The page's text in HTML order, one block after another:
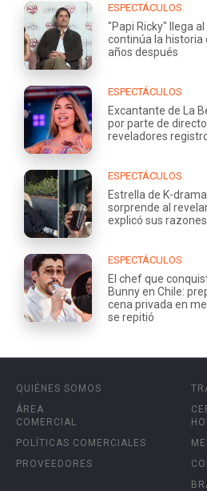
ESPECTÁCULOS
"Papi Ricky" llega
continúa la historia
años después
ESPECTÁCULOS
Excantante de La
por parte de
reveladores
ESPECTÁCULOS
Estrella de K-
sorprende al
explicó sus razones
ESPECTÁCULOS
El chef que
Bunny en Chile:
cena privada en
se repitió
QUIÉNES SOMOS
ÁREA
COMERCIAL
POLÍTICAS COMERCIALES
PROVEEDORES